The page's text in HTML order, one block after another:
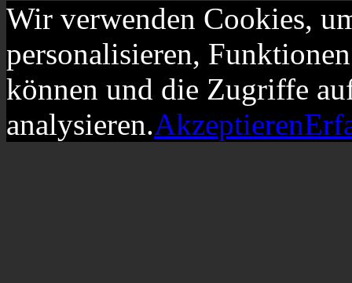
Wir verwenden Cookies,
personalisieren,
können und die Zugriffe
analysieren.Akzeptieren